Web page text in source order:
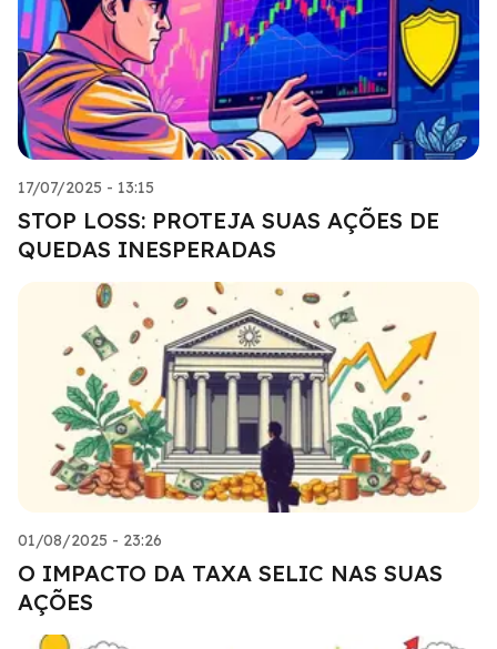
17/07/2025 - 13:15
STOP LOSS: PROTEJA SUAS AÇÕES DE
QUEDAS INESPERADAS
01/08/2025 - 23:26
O IMPACTO DA TAXA SELIC NAS SUAS
AÇÕES